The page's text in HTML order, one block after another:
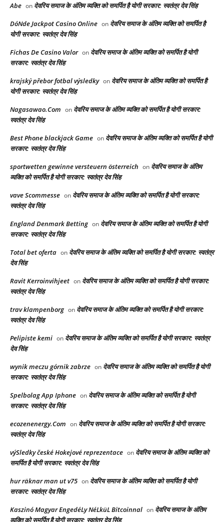
Abe on देवरिय समाज के अंतिम व्यक्ति को समर्पित है योगी सरकार: स्वतंत्र देव सिंह
DóNde Jackpot Casino Online on देवरिय समाज के अंतिम व्यक्ति को समर्पित है
योगी सरकार: स्वतंत्र देव सिंह
Fichas De Casino Valor on देवरिय समाज के अंतिम व्यक्ति को समर्पित है योगी
सरकार: स्वतंत्र देव सिंह
krajský přebor fotbal výsledky on देवरिय समाज के अंतिम व्यक्ति को समर्पित है
योगी सरकार: स्वतंत्र देव सिंह
Nagasawao.Com on देवरिय समाज के अंतिम व्यक्ति को समर्पित है योगी सरकार:
स्वतंत्र देव सिंह
Best Phone blackjack Game on देवरिय समाज के अंतिम व्यक्ति को समर्पित है योगी
सरकार: स्वतंत्र देव सिंह
sportwetten gewinne versteuern österreich on देवरिय समाज के अंतिम
व्यक्ति को समर्पित है योगी सरकार: स्वतंत्र देव सिंह
vave Scommesse on देवरिय समाज के अंतिम व्यक्ति को समर्पित है योगी सरकार:
स्वतंत्र देव सिंह
England Denmark Betting on देवरिय समाज के अंतिम व्यक्ति को समर्पित है योगी
सरकार: स्वतंत्र देव सिंह
Total bet oferta on देवरिय समाज के अंतिम व्यक्ति को समर्पित है योगी सरकार: स्वतंत्र
देव सिंह
Ravit Kerroinvihjeet on देवरिय समाज के अंतिम व्यक्ति को समर्पित है योगी सरकार:
स्वतंत्र देव सिंह
trav klampenborg on देवरिय समाज के अंतिम व्यक्ति को समर्पित है योगी सरकार:
स्वतंत्र देव सिंह
Pelipiste kemi on देवरिय समाज के अंतिम व्यक्ति को समर्पित है योगी सरकार: स्वतंत्र
देव सिंह
wynik meczu górnik zabrze on देवरिय समाज के अंतिम व्यक्ति को समर्पित है योगी
सरकार: स्वतंत्र देव सिंह
Spelbolag App Iphone on देवरिय समाज के अंतिम व्यक्ति को समर्पित है योगी
सरकार: स्वतंत्र देव सिंह
ecozenenergy.Com on देवरिय समाज के अंतिम व्यक्ति को समर्पित है योगी सरकार:
स्वतंत्र देव सिंह
výSledky české Hokejové reprezentace on देवरिय समाज के अंतिम व्यक्ति को
समर्पित है योगी सरकार: स्वतंत्र देव सिंह
hur räknar man ut v75 on देवरिय समाज के अंतिम व्यक्ति को समर्पित है योगी
सरकार: स्वतंत्र देव सिंह
Kaszinó Magyar EngedéLy NéLküL Bitcoinnal on देवरिय समाज के अंतिम
व्यक्ति को समर्पित है योगी सरकार: स्वतंत्र देव सिंह